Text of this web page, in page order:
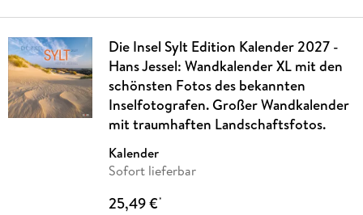
Die Insel Sylt Edition Kalender 2027 -
Hans Jessel: Wandkalender XL mit den
schönsten Fotos des bekannten
Inselfotografen. Großer Wandkalender
mit traumhaften Landschaftsfotos.
Kalender
Sofort lieferbar
25,49 €*